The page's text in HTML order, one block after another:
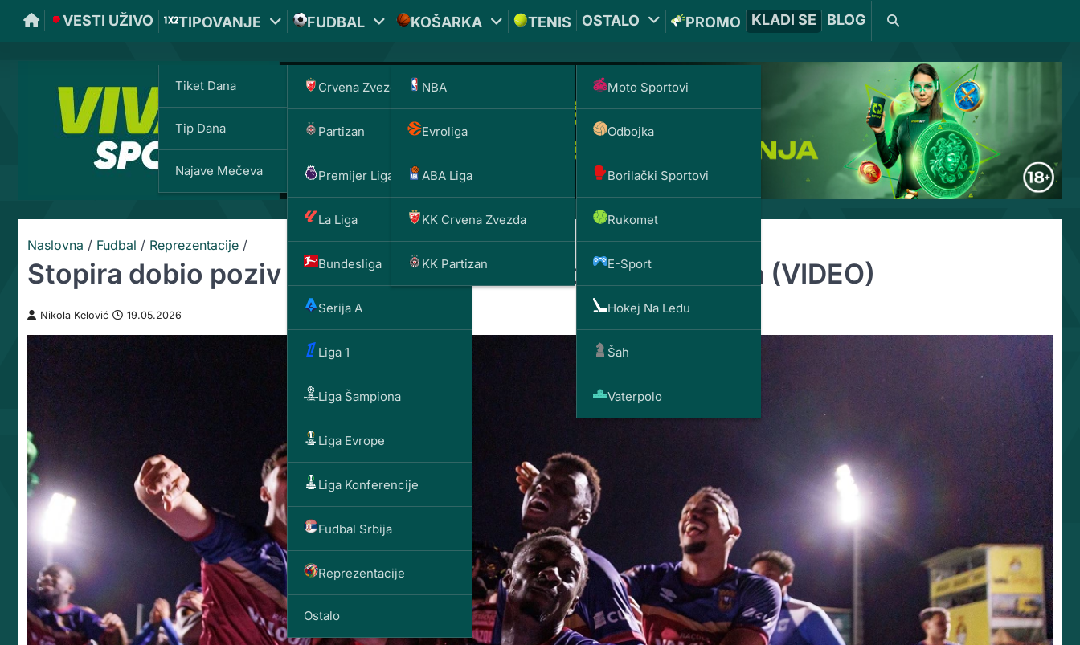
VESTI UŽIVO TIPOVANJE
Tiket Dana
Tip Dana
Najave Mečeva
FUDBAL
Crvena Zvezda
Partizan
Premijer Liga
La Liga
Bundesliga
Serija A
Liga 1
Liga Šampiona
Liga Evrope
Liga Konferencije
Fudbal Srbija
Reprezentacije
Ostalo
KOŠARKA
NBA
Evroliga
ABA Liga
KK Crvena Zvezda
KK Partizan
TENIS OSTALO
Moto Sportovi
Odbojka
Borilački Sportovi
Rukomet
E-Sport
Hokej Na Ledu
Šah
Vaterpolo
PROMO KLADI SE BLOG
Naslovna / Fudbal / Reprezentacije /
Stopira dobio poziv za Mundijal, svlačionica eksplodirala (VIDEO)
Nikola Kelović 19.05.2026